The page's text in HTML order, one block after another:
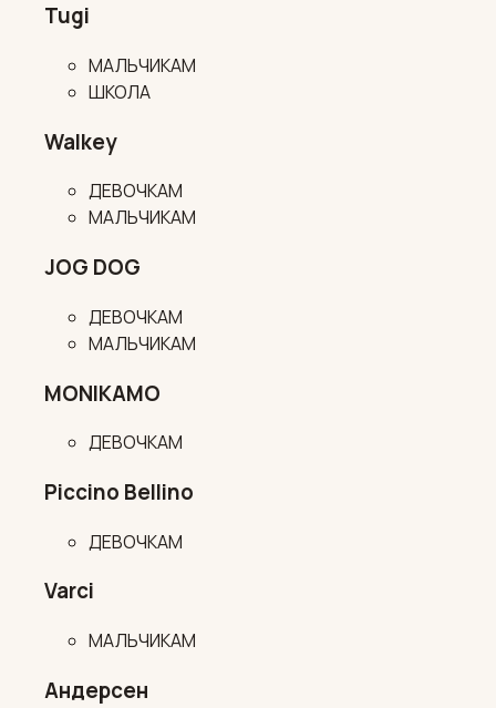
Tugi
МАЛЬЧИКАМ
ШКОЛА
Walkey
ДЕВОЧКАМ
МАЛЬЧИКАМ
JOG DOG
ДЕВОЧКАМ
МАЛЬЧИКАМ
MONIKAMO
ДЕВОЧКАМ
Piccino Bellino
ДЕВОЧКАМ
Varci
МАЛЬЧИКАМ
Андерсен